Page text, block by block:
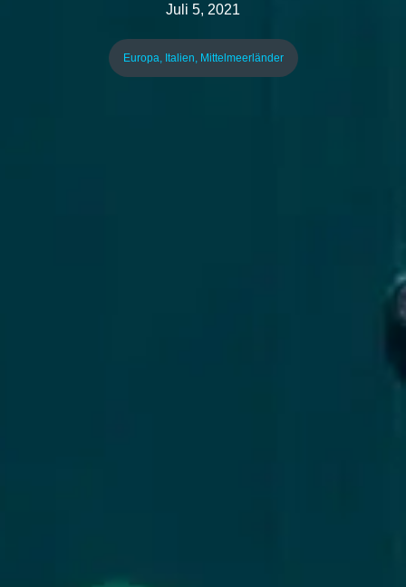
Juli 5, 2021
Europa Italien Mittelmeerländer